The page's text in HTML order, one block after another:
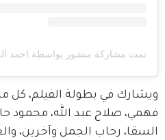
تمت مشاركة منشور بواسطة ‏‎احمد العوضي_ Ahmed Elawady‎‏ (@‏‎ahmed.elawady‎‏)
ويشارك في بطولة الفيلم، كل
فهمي، صلاح عبد الله، محمود
السقا، رحاب الجمل وآخرين،